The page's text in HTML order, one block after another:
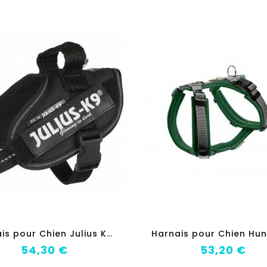
H
arnais pour Chien Julius K9 IDC Noir S
Prix
54,30 €
Prix
53,20 €